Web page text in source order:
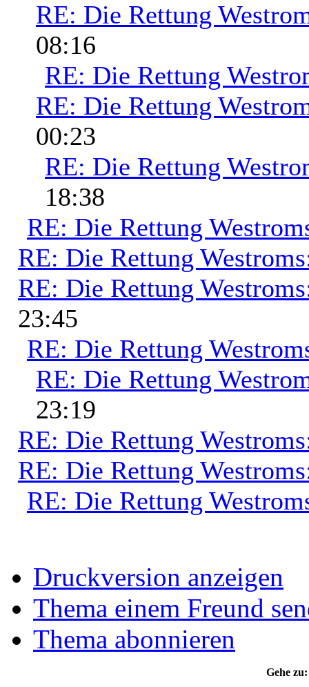
RE: Die Rettung
08:16
RE: Die Rettung
RE: Die Rettung
00:23
RE: Die Rettung
18:38
RE: Die Rettung
RE: Die Rettung
RE: Die Rettung
23:45
RE: Die Rettung
RE: Die Rettung
23:19
RE: Die Rettung
RE: Die Rettung
RE: Die Rettung
Druckversion anzeigen
Thema einem Freund
Thema abonnieren
Gehe zu: